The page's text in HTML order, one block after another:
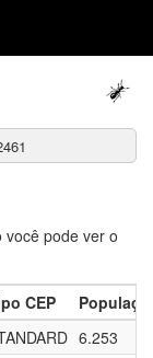
você pode ver o
CEP
6.253